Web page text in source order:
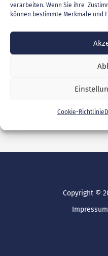
verarbeiten. Wenn Sie ihre
können bestimmte Merkmale und
Cookie-Richtlinie
Weiterlesen »
Copyright ©
Impressum